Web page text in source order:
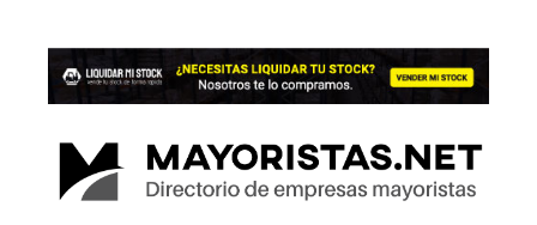
contenido